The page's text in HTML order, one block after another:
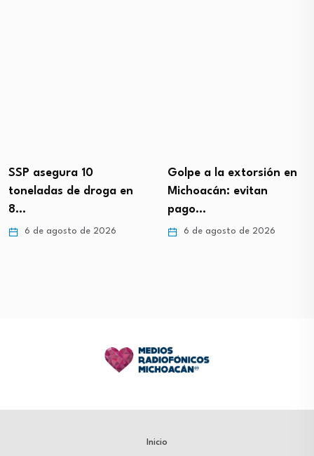
SSP asegura 10
toneladas de droga en
8…
6 de agosto de 2026
Golpe a la extorsión en
Michoacán: evitan
pago…
6 de agosto de 2026
Inicio